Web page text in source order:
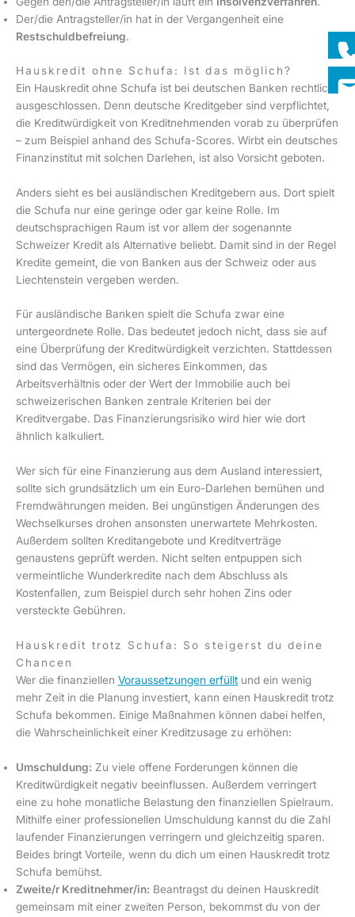
Der/die Antragsteller/in hat in der Vergangenheit eine
Restschuldbefreiung.
Hauskredit ohne Schufa: Ist das möglich?
Ein Hauskredit ohne Schufa ist bei deutschen Banken rechtlich
ausgeschlossen. Denn deutsche Kreditgeber sind verpflichtet,
die Kreditwürdigkeit von Kreditnehmenden vorab zu überprüfen
– zum Beispiel anhand des Schufa-Scores. Wirbt ein deutsches
Finanzinstitut mit solchen Darlehen, ist also Vorsicht geboten.
Anders sieht es bei ausländischen Kreditgebern aus. Dort spielt
die Schufa nur eine geringe oder gar keine Rolle. Im
deutschsprachigen Raum ist vor allem der sogenannte
Schweizer Kredit als Alternative beliebt. Damit sind in der Regel
Kredite gemeint, die von Banken aus der Schweiz oder aus
Liechtenstein vergeben werden.
Für ausländische Banken spielt die Schufa zwar eine
untergeordnete Rolle. Das bedeutet jedoch nicht, dass sie auf
eine Überprüfung der Kreditwürdigkeit verzichten. Stattdessen
sind das Vermögen, ein sicheres Einkommen, das
Arbeitsverhältnis oder der Wert der Immobilie auch bei
schweizerischen Banken zentrale Kriterien bei der
Kreditvergabe. Das Finanzierungsrisiko wird hier wie dort
ähnlich kalkuliert.
Wer sich für eine Finanzierung aus dem Ausland interessiert,
sollte sich grundsätzlich um ein Euro-Darlehen bemühen und
Fremdwährungen meiden. Bei ungünstigen Änderungen des
Wechselkurses drohen ansonsten unerwartete Mehrkosten.
Außerdem sollten Kreditangebote und Kreditverträge
genaustens geprüft werden. Nicht selten entpuppen sich
vermeintliche Wunderkredite nach dem Abschluss als
Kostenfallen, zum Beispiel durch sehr hohen Zins oder
versteckte Gebühren.
Hauskredit trotz Schufa: So steigerst du deine
Chancen
Wer die finanziellen Voraussetzungen erfüllt und ein wenig
mehr Zeit in die Planung investiert, kann einen Hauskredit trotz
Schufa bekommen. Einige Maßnahmen können dabei helfen,
die Wahrscheinlichkeit einer Kreditzusage zu erhöhen:
Umschuldung: Zu viele offene Forderungen können die
Kreditwürdigkeit negativ beeinflussen. Außerdem verringert
eine zu hohe monatliche Belastung den finanziellen Spielraum.
Mithilfe einer professionellen Umschuldung kannst du die Zahl
laufender Finanzierungen verringern und gleichzeitig sparen.
Beides bringt Vorteile, wenn du dich um einen Hauskredit trotz
Schufa bemühst.
Zweite/r Kreditnehmer/in: Beantragst du deinen Hauskredit
gemeinsam mit einer zweiten Person, bekommst du von der